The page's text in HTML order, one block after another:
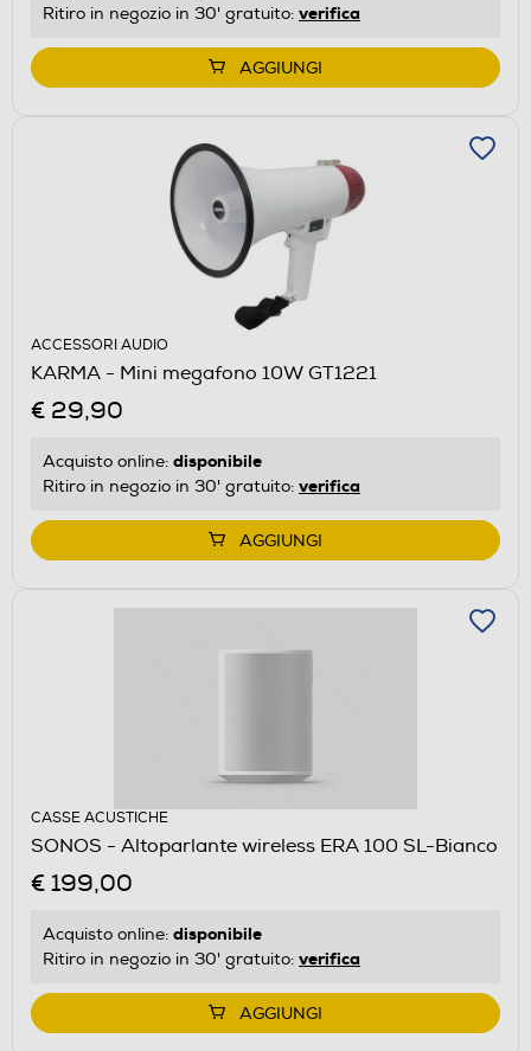
Ritiro in negozio in 30' gratuito: verifica
AGGIUNGI
ACCESSORI AUDIO
KARMA - Mini megafono 10W GT1221
€ 29,90
Acquisto online: disponibile
Ritiro in negozio in 30' gratuito: verifica
AGGIUNGI
CASSE ACUSTICHE
SONOS - Altoparlante wireless ERA 100 SL-Bianco
€ 199,00
Acquisto online: disponibile
Ritiro in negozio in 30' gratuito: verifica
AGGIUNGI